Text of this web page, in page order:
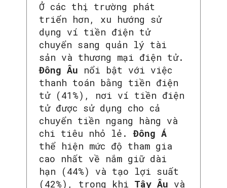
Ở các thị trường phát
triển hơn, xu hướng sử
dụng ví tiền điện tử
chuyển sang quản lý tài
sản và thương mại điện tử.
Đông Âu nổi bật với việc
thanh toán bằng tiền điện
tử (41%), nơi ví tiền điện
tử được sử dụng cho cả
chuyển tiền ngang hàng và
chi tiêu nhỏ lẻ.Đông Á
thể hiện mức độ tham gia
cao nhất về nắm giữ dài
hạn (44%) và tạo lợi suất
(42%), trong khi Tây Âu và